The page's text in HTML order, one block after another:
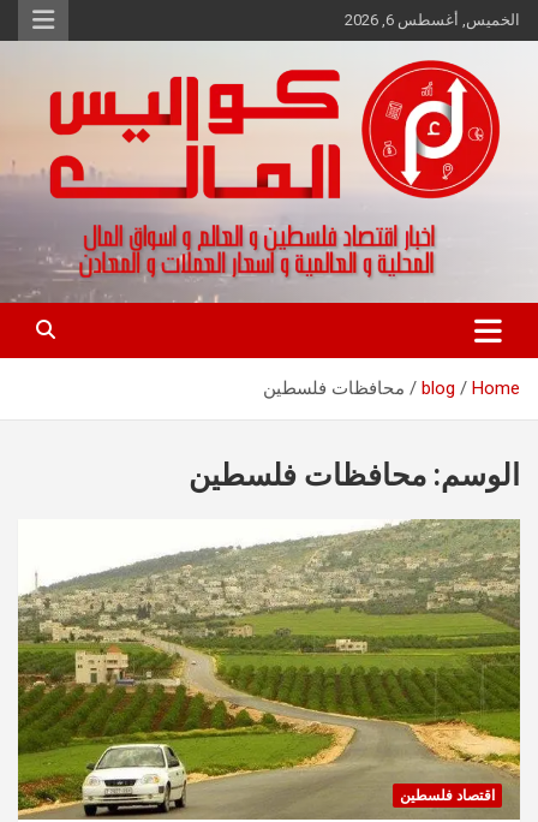
Skip
to
الخميس, أغسطس 6, 2026
كواليس المال
اخبار اقتصاد فلسطين و العالم و تقارير اسواق المال و العملات
Home
blog محافظات فلسطين
الوسم: محافظات فلسطين
اقتصاد فلسطين